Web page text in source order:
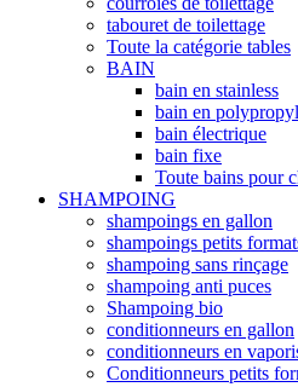
tabouret de toilettage
Toute la catégorie tables
BAIN
bain en stainless
bain en
bain électrique
bain fixe
Toute bains pour
SHAMPOING
shampoings en gallon
shampoings petits
shampoing sans rinçage
shampoing anti puces
Shampoing bio
conditionneurs en gallon
conditionneurs en
Conditionneurs petits